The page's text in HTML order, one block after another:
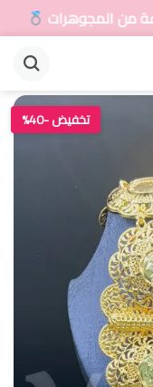
أضيفي
تخفيض -40%